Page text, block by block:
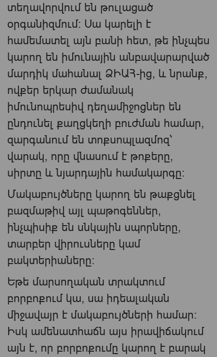
տեղավորվում են թուլացած
օրգանիզմում: Սա կարելի է
համեմատել այն բանի հետ, թե ինչպես
կարող են իմունային անբավարարված
մարդիկ մահանալ ՁԻԱՀ-ից, և նրանք,
ովքեր երկար ժամանակ
իմունոպրեսիվ դեղամիջոցներ են
ընդունել քաղցկեղի բուժման համար,
զարգանում են տոքսոպլազմոզ՝
վարակ, որը վնասում է թոքերը,
սիրտը և նյարդային համակարգը:
Մակաբույծները կարող են թաքցնել
բազմաթիվ այլ պաթոգեններ,
ինչպիսիք են սնկային սպորները,
տարբեր վիրուսները կամ
բակտերիաները:
Եթե ​​մարսողական տրակտում
բորբոքում կա, սա իդեալական
միջավայր է մակաբույծների համար։
Իսկ ամենատհաճն այս իրավիճակում
այն ​​է, որ բորբոքումը կարող է բարակ